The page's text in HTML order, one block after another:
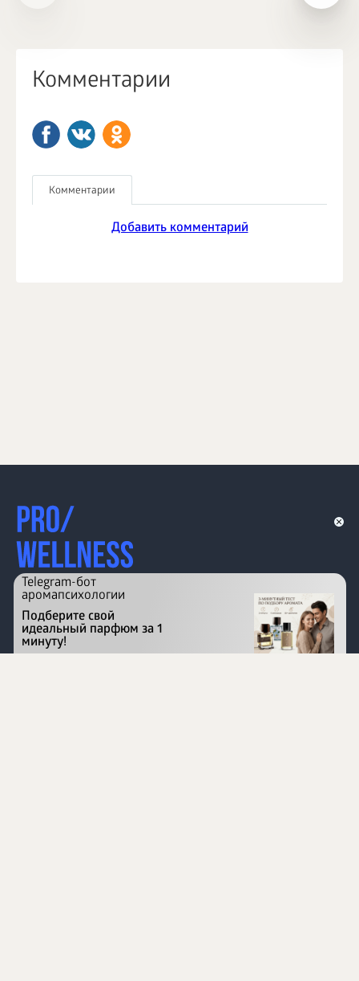
Комментарии
Комментарии
Добавить комментарий
Перейти на сайт
Telegram-бот
аромапсихологии
Подберите свой
идеальный парфюм за 1
минуту!